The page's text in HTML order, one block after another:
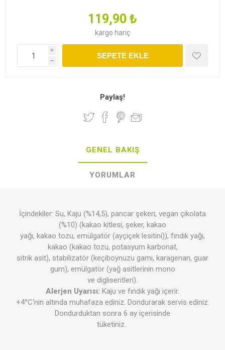
119,90 ₺
kargo hariç
i
h
SEPETE EKLE
Paylaş!
GENEL BAKIŞ
YORUMLAR
İçindekiler: Su, Kaju (%14,5), pancar şekeri, vegan çikolata
(%10) (kakao kitlesi, şeker, kakao
yağı, kakao tozu, emülgatör (ayçiçek lesitini)), fındık yağı,
kakao (kakao tozu, potasyum karbonat,
sitrik asit), stabilizatör (keçiboynuzu gamı, karagenan, guar
gum), emülgatör (yağ asitlerinin mono
ve digliseritleri).
Alerjen Uyarısı: Kaju ve fındık yağı içerir.
+4°C‘nin altında muhafaza ediniz. Dondurarak servis ediniz.
Dondurduktan sonra 6 ay içerisinde
tüketiniz.